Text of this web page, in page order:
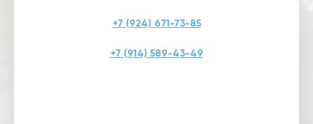
+7 (924) 671-73-85
+7 (914) 589-43-49